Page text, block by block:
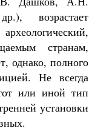
возрастает
странам,
однако, полного
Не всегда
или иной тип
установки